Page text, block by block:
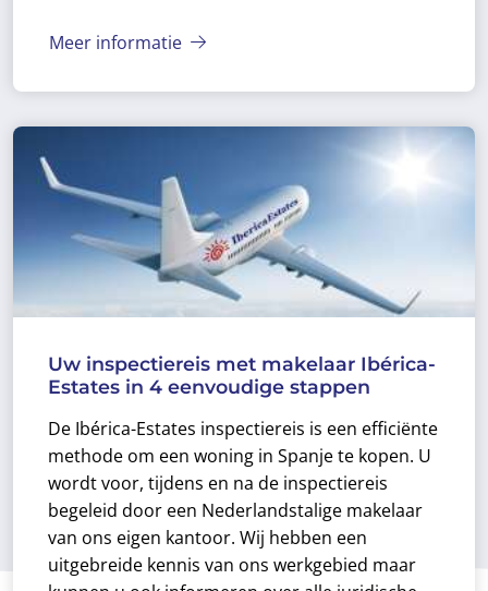
Meer informatie
Uw inspectiereis met makelaar Ibérica-
Estates in 4 eenvoudige stappen
De Ibérica-Estates inspectiereis is een efficiënte
methode om een woning in Spanje te kopen. U
wordt voor, tijdens en na de inspectiereis
begeleid door een Nederlandstalige makelaar
van ons eigen kantoor. Wij hebben een
uitgebreide kennis van ons werkgebied maar